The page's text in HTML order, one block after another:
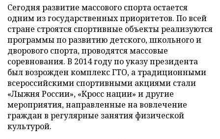
Сегодня развитие массового спорта остается
одним из государственных приоритетов. По всей
стране строятся спортивные объекты реализуются
программы по развитию детского, школьного и
дворового спорта, проводятся массовые
соревнования. В 2014 году по указу президента
был возрожден комплекс ГТО, а традиционными
всероссийскими спортивными акциями стали
«Лыжня России», «Кросс нации» и другие
мероприятия, направленные на вовлечение
граждан в регулярные занятия физической
культурой.